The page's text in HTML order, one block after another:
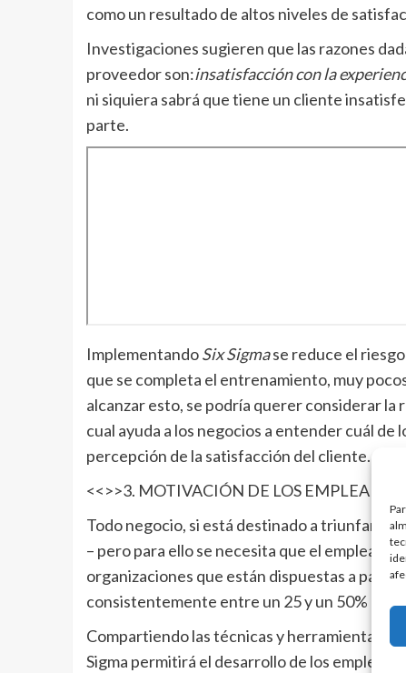
como un resultado de altos niveles de
Investigaciones sugieren que las razones
proveedor son:insatisfacción con la
ni siquiera sabrá que tiene un cliente
parte.
ImplementandoSix Sigmase reduce el
que se completa el entrenamiento, muy
alcanzar esto, se podría querer considerar la
cual ayuda a los negocios a entender cuál
percepción de la satisfacción del cliente.
<<>>3. MOTIVACIÓN DE LOS EMPLEADOS
Todo negocio, si está destinado a triunfar,
– pero para ello se necesita que el
organizaciones que están dispuestas a
consistentemente entre un 25 y un 50% de
Compartiendo las técnicas y herramientas
Sigma permitirá el desarrollo de los